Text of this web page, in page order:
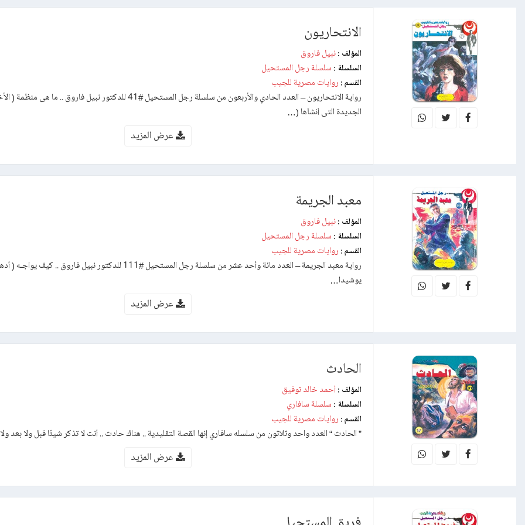
الانتحاريون
المؤلف :نبيل فاروق
السلسلة : سلسلة رجل المستحيل
القسم : روايات مصرية للجيب
رواية الانتحاريون – العدد الحادي والأربعون من سلسلة رجل المستحيل #41 للدكتور نبيل فاروق ..
الجديدة التى أنشأها (…
عرض المزيد
معبد الجريمة
المؤلف :نبيل فاروق
السلسلة : سلسلة رجل المستحيل
القسم : روايات مصرية للجيب
رواية معبد الجريمة – العدد مائة وأحد عشر من سلسلة رجل المستحيل #111 للدكتور نبيل
يوشيدا…
عرض المزيد
الحادث
المؤلف :أحمد خالد توفيق
السلسلة : سلسلة سافاري
القسم : روايات مصرية للجيب
” الحادث “ العدد واحد وثلاثون من سلسله سافاري إنها القصة التقليدية .. هناك حادث .. أنت لا تذكر شيئًا قبل ولا بعد
عرض المزيد